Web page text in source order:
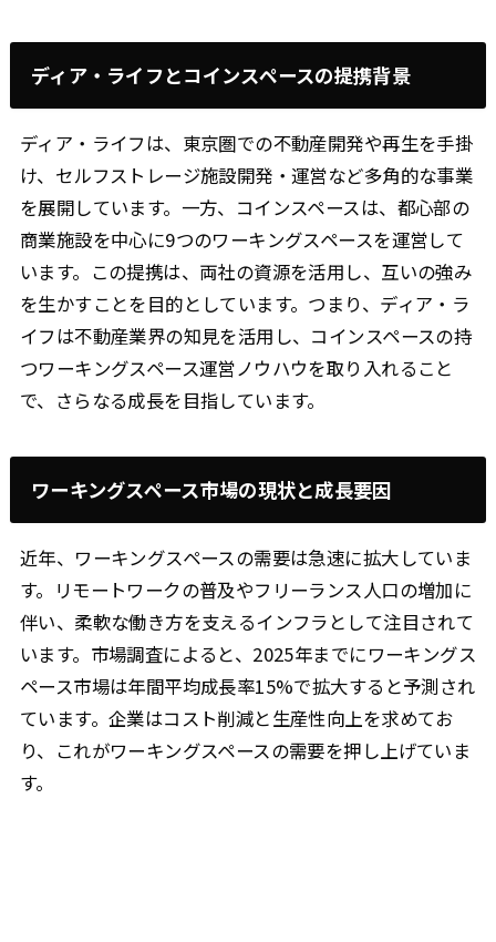
ディア・ライフとコインスペースの提携背景
ディア・ライフは、東京圏での不動産開発や再生を手掛
け、セルフストレージ施設開発・運営など多角的な事業
を展開しています。一方、コインスペースは、都心部の
商業施設を中心に9つのワーキングスペースを運営して
います。この提携は、両社の資源を活用し、互いの強み
を生かすことを目的としています。つまり、ディア・ラ
イフは不動産業界の知見を活用し、コインスペースの持
つワーキングスペース運営ノウハウを取り入れること
で、さらなる成長を目指しています。
ワーキングスペース市場の現状と成長要因
近年、ワーキングスペースの需要は急速に拡大していま
す。リモートワークの普及やフリーランス人口の増加に
伴い、柔軟な働き方を支えるインフラとして注目されて
います。市場調査によると、2025年までにワーキングス
ペース市場は年間平均成長率15%で拡大すると予測され
ています。企業はコスト削減と生産性向上を求めてお
り、これがワーキングスペースの需要を押し上げていま
す。